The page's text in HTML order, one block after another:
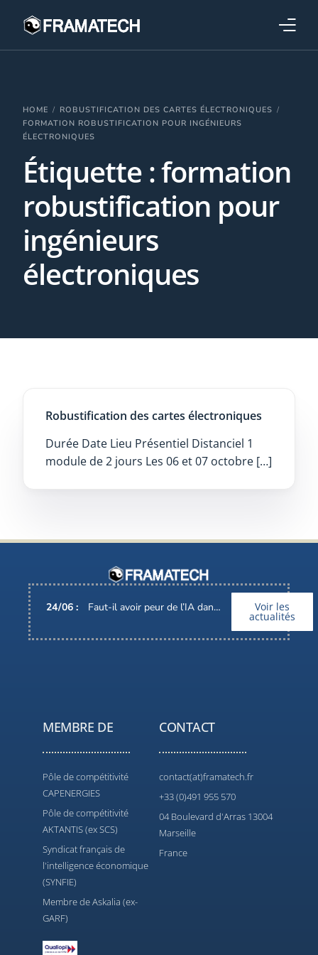
HOME
ROBUSTIFICATION DES CARTES ÉLECTRONIQUES
FORMATION ROBUSTIFICATION POUR INGÉNIEURS
ÉLECTRONIQUES
Étiquette :formation
robustification pour
ingénieurs
électroniques
Robustification des cartes électroniques
Durée Date Lieu Présentiel Distanciel 1
module de 2 jours Les 06 et 07 octobre […]
24/06 : Faut-il avoir peur de l’IA dans nos métiers ? Voir les
actualités
MEMBRE DE
Pôle de compétitivité
CAPENERGIES
Pôle de compétitivité
AKTANTIS (ex SCS)
Syndicat français de
l'intelligence économique
(SYNFIE)
Membre de Askalia (ex-
GARF)
CONTACT
contact(at)framatech.fr
+33 (0)491 955 570
04 Boulevard d'Arras 13004
Marseille
France
Formations
Stratégies industrielles